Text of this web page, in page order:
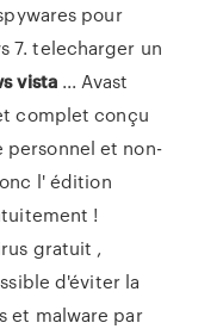
pour
7. telecharger un
vista... Avast
complet conçu
personnel et non-
l' édition
!
gratuit ,
d'éviter la
et malware par